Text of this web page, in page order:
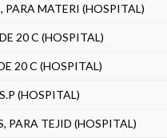
PARA MATERI (HOSPITAL)
20 C (HOSPITAL)
20 C (HOSPITAL)
(HOSPITAL)
PARA TEJID (HOSPITAL)